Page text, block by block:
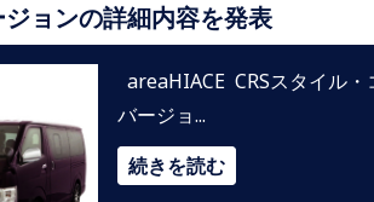
ョンの詳細内容を発表
areaHIACE CRSスタイル
バージョ...
続きを読む